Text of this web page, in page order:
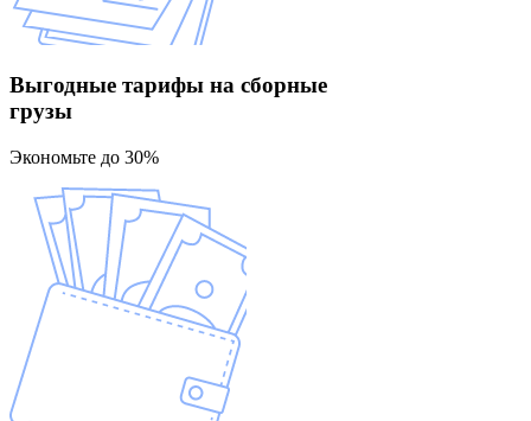
Выгодные тарифы на сборные
грузы
Экономьте до 30%